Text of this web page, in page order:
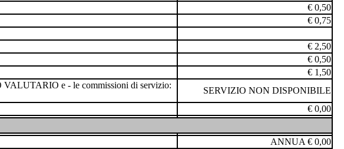
€ 0,50
€ 0,75
€ 2,50
€ 0,50
€ 1,50
VALUTARIO e - le commissioni di servizio:
SERVIZIO NON DISPONIBILE
€ 0,00
ANNUA € 0,00